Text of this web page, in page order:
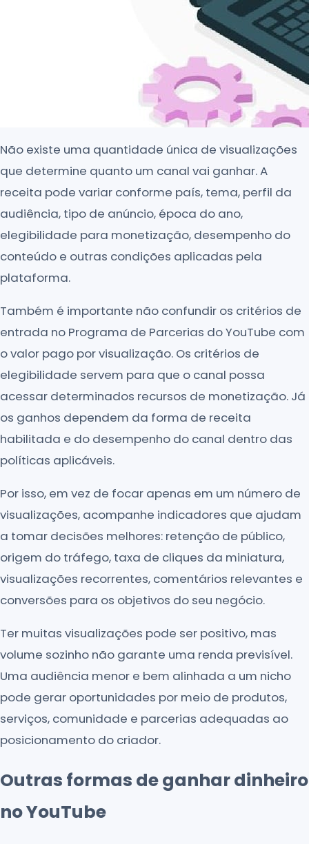
Não existe uma quantidade única de visualizações
que determine quanto um canal vai ganhar. A
receita pode variar conforme país, tema, perfil da
audiência, tipo de anúncio, época do ano,
elegibilidade para monetização, desempenho do
conteúdo e outras condições aplicadas pela
plataforma.
Também é importante não confundir os critérios de
entrada no Programa de Parcerias do YouTube com
o valor pago por visualização. Os critérios de
elegibilidade servem para que o canal possa
acessar determinados recursos de monetização. Já
os ganhos dependem da forma de receita
habilitada e do desempenho do canal dentro das
políticas aplicáveis.
Por isso, em vez de focar apenas em um número de
visualizações, acompanhe indicadores que ajudam
a tomar decisões melhores: retenção de público,
origem do tráfego, taxa de cliques da miniatura,
visualizações recorrentes, comentários relevantes e
conversões para os objetivos do seu negócio.
Ter muitas visualizações pode ser positivo, mas
volume sozinho não garante uma renda previsível.
Uma audiência menor e bem alinhada a um nicho
pode gerar oportunidades por meio de produtos,
serviços, comunidade e parcerias adequadas ao
posicionamento do criador.
Outras formas de ganhar dinheiro
no YouTube